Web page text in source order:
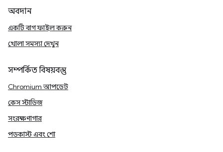
অবদান
একটি বাগ ফাইল করুন
খোলা সমস্যা দেখুন
সম্পর্কিত বিষয়বস্তু
Chromium আপডেট
কেস স্টাডিজ
সংরক্ষণাগার
পডকাস্ট এবং শো